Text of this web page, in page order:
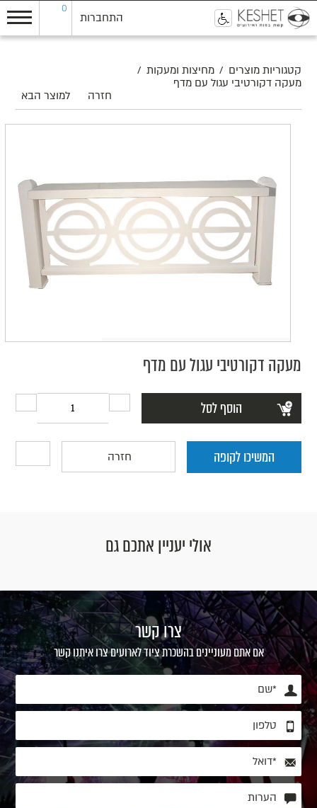
0
התחברות
קטגוריות מוצרים / מחיצות ומעקות /
מעקה דקורטיבי עגול עם מדף
למוצר הבא
חזרה
מעקה דקורטיבי עגול עם מדף
הוסף לסל
המשיכו לקופה חזרה
אולי יעניין אתכם גם
צרו קשר
אם אתם מעוניינים בהשכרת ציוד לארועים צרו איתנו קשר